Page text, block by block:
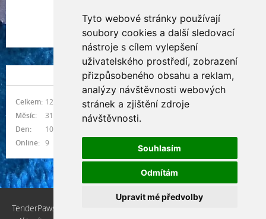
Tyto webové stránky používají
soubory cookies a další sledovací
nástroje s cílem vylepšení
uživatelského prostředí, zobrazení
přizpůsobeného obsahu a reklam,
analýzy návštěvnosti webových
stránek a zjištění zdroje
návštěvnosti.
Souhlasím
Odmítám
Upravit mé předvolby
Indianna Ryve
Nostra, CZ
NÁVŠTĚVNOST
Online: 9
Celkem: 1215572
Měsíc:
31447
Den:
1002
TenderPaws, CZ © 2026 eStránky.cz